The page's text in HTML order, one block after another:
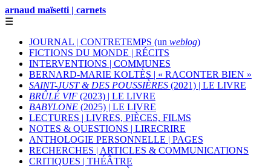
arnaud maïsetti | carnets
☰
JOURNAL | CONTRETEMPS (un weblog)
FICTIONS DU MONDE | RÉCITS
INTERVENTIONS | COMMUNES
BERNARD-MARIE KOLTÈS | « RACONTER BIEN »
SAINT-JUST & DES POUSSIÈRES (2021) | LE LIVRE
BRÛLÉ VIF (2023) | LE LIVRE
BABYLONE (2025) | LE LIVRE
LECTURES | LIVRES, PIÈCES, FILMS
NOTES & QUESTIONS | LIRECRIRE
ANTHOLOGIE PERSONNELLE | PAGES
RECHERCHES | ARTICLES & COMMUNICATIONS
CRITIQUES | THÉÂTRE